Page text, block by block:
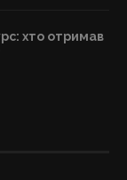
хто отримав